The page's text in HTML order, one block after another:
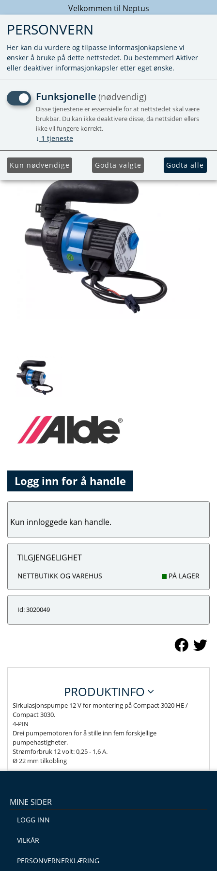
Velkommen til Neptus
PUMPE BLÅ 12V POT. FOR
3020/3030
Logg inn for å handle
Kun innloggede kan handle.
TILGJENGELIGHET
NETTBUTIKK OG VAREHUS PÅ LAGER
Id: 3020049
PRODUKTINFO
Sirkulasjonspumpe 12 V for montering på Compact 3020 HE /
Compact 3030.
4-PIN
Drei pumpemotoren for å stille inn fem forskjellige
pumpehastigheter.
Strømforbruk 12 volt: 0,25 - 1,6 A.
Ø 22 mm tilkobling
MINE SIDER
LOGG INN
VILKÅR
PERSONVERNERKLÆRING
PERSONVERN
Her kan du vurdere og tilpasse informasjonkapslene vi
ønsker å bruke på dette nettstedet. Du bestemmer! Aktiver
eller deaktiver informasjonkapsler etter eget ønske.
Funksjonelle (nødvendig)
Disse tjenestene er essensielle for at nettstedet skal være
brukbar. Du kan ikke deaktivere disse, da nettsiden ellers
ikke vil fungere korrekt.
↓ 1 tjeneste
Kun nødvendige Godta valgte Godta alle